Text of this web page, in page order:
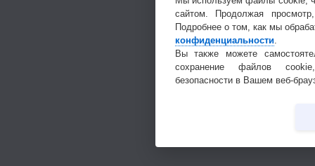
сайтом. Продолжая
Подробнее о том, как мы
конфиденциальности.
Вы также можете
сохранение файлов
безопасности в Вашем веб-